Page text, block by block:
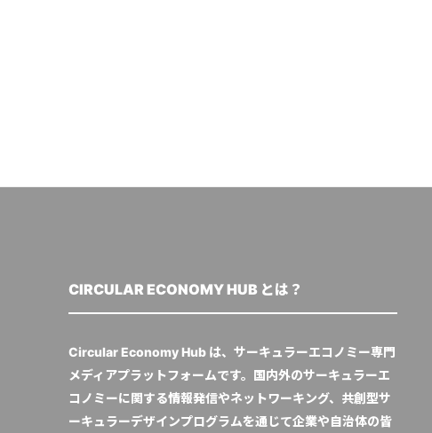
CIRCULAR ECONOMY HUB とは？
Circular Economy Hub は、サーキュラーエコノミー専門
メディアプラットフォームです。国内外のサーキュラーエ
コノミーに関する情報発信やネットワーキング、共創型サ
ーキュラーデザインプログラムを通じて企業や自治体の皆